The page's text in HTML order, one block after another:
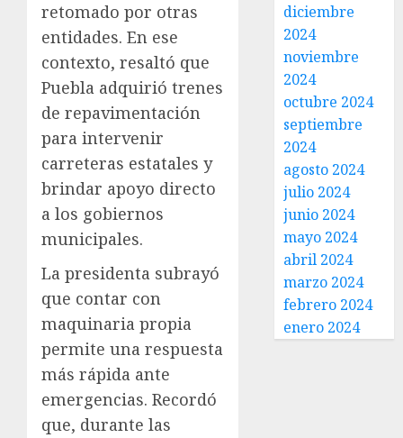
retomado por otras
entidades. En ese
contexto, resaltó que
Puebla adquirió trenes
de repavimentación
para intervenir
carreteras estatales y
brindar apoyo directo
a los gobiernos
municipales.
La presidenta subrayó
que contar con
maquinaria propia
permite una respuesta
más rápida ante
emergencias. Recordó
que, durante las
diciembre
2024
noviembre
2024
octubre 2024
septiembre
2024
agosto 2024
julio 2024
junio 2024
mayo 2024
abril 2024
marzo 2024
febrero 2024
enero 2024